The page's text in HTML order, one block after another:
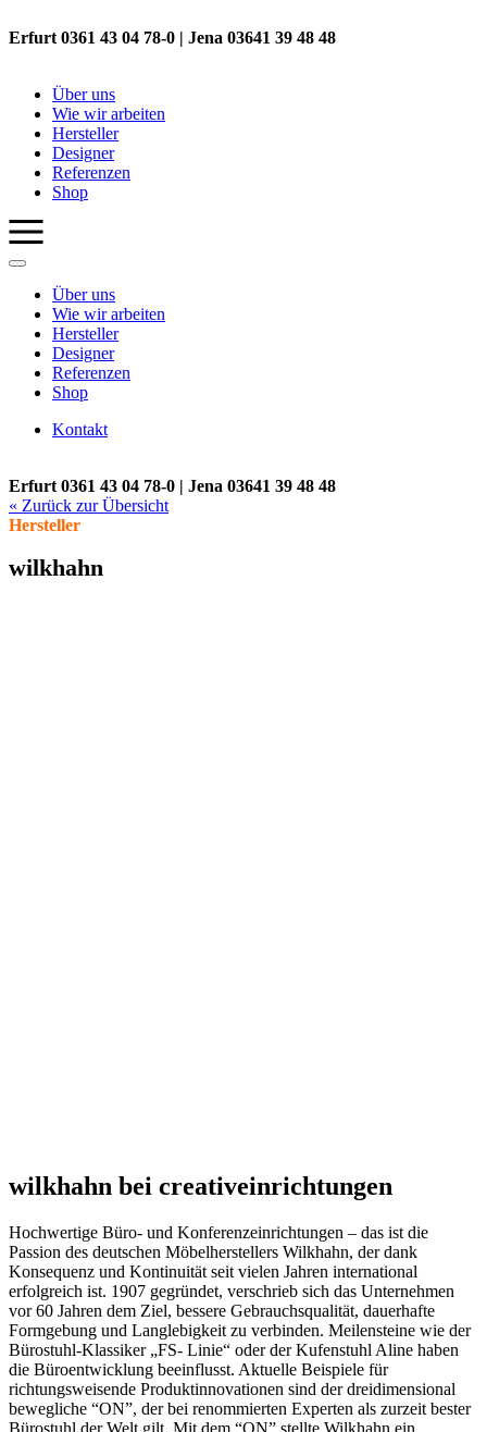
Erfurt 0361 43 04 78-0 | Jena 03641 39 48 48
Über uns
Wie wir arbeiten
Hersteller
Designer
Referenzen
Shop
Über uns
Wie wir arbeiten
Hersteller
Designer
Referenzen
Shop
Kontakt
Erfurt 0361 43 04 78-0 | Jena 03641 39 48 48
« Zurück zur Übersicht
Hersteller
wilkhahn
wilkhahn bei creativeinrichtungen
Hochwertige Büro- und Konferenzeinrichtungen – das ist die
Passion des deutschen Möbelherstellers Wilkhahn, der dank
Konsequenz und Kontinuität seit vielen Jahren international
erfolgreich ist. 1907 gegründet, verschrieb sich das Unternehmen
vor 60 Jahren dem Ziel, bessere Gebrauchsqualität, dauerhafte
Formgebung und Langlebigkeit zu verbinden. Meilensteine wie der
Bürostuhl-Klassiker „FS- Linie“ oder der Kufenstuhl Aline haben
die Büroentwicklung beeinflusst. Aktuelle Beispiele für
richtungsweisende Produktinnovationen sind der dreidimensional
bewegliche “ON”, der bei renommierten Experten als zurzeit bester
Bürostuhl der Welt gilt. Mit dem “ON” stellte Wilkhahn ein